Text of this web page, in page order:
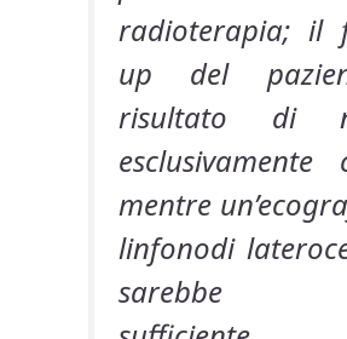
radioterapia; il
up del
risultato di
esclusivamente
mentre
linfonodi
sarebbe